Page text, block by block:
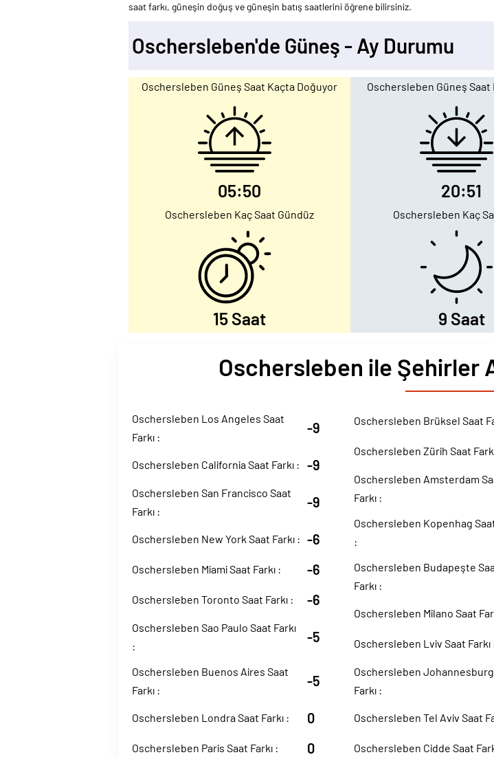
saat farkı, güneşin doğuş ve güneşin batış saatlerini öğrene bilirsiniz.
Oschersleben'de Güneş - Ay Durumu
Oschersleben Güneş Saat Kaçta Doğuyor
05:50
Oschersleben Güneş Saat
20:51
Oschersleben Kaç Saat Gündüz
15 Saat
Oschersleben Kaç
9 Saat
Oschersleben ile Şehirler
Oschersleben Los Angeles Saat
Farkı :
-9
Oschersleben California Saat Farkı : -9
Oschersleben San Francisco Saat
Farkı :
-9
Oschersleben New York Saat Farkı : -6
Oschersleben Miami Saat Farkı : -6
Oschersleben Toronto Saat Farkı : -6
Oschersleben Sao Paulo Saat Farkı
:
-5
Oschersleben Buenos Aires Saat
Farkı :
-5
Oschersleben Londra Saat Farkı : 0
Oschersleben Paris Saat Farkı : 0
Oschersleben Brüksel Saat
Oschersleben Zürih Saat
Oschersleben Amsterdam
Farkı :
Oschersleben Kopenhag
:
Oschersleben Budapeşte
Farkı :
Oschersleben Milano Saat
Oschersleben Lviv Saat Farkı
Oschersleben
Farkı :
Oschersleben Tel Aviv Saat
Oschersleben Cidde Saat